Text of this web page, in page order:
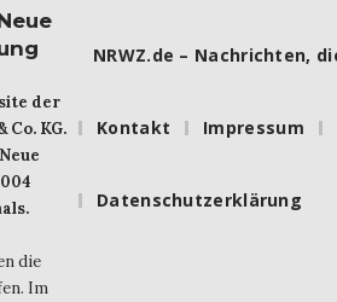
der
Co. KG.
die
Im
NRWZ.de – Nachrichten,
Kontakt Impressum
Datenschutzerklärung